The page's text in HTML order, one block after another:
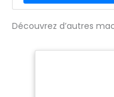
Découvrez d’autres